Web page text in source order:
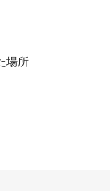
場所